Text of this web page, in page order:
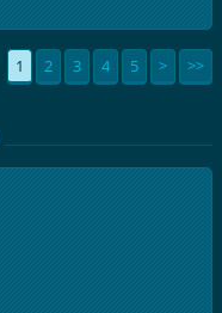
1 2 3 4 5 > >>